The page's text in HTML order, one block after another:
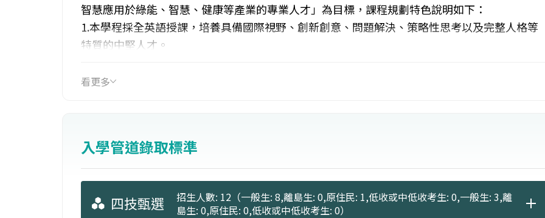
智慧應用於綠能、智慧、健康等產業的專業人才」為目標，課程規劃特色說明如下：
1.本學程採全英語授課，培養具備國際視野、創新創意、問題解決、策略性思考以及完整人格等
特質的中堅人才。
3.培養學生熟練人工智慧相關套裝軟體應用的技能。
工智慧概論；核心課程中以演算法分析、類神經網路、深度學習、影像辨識、音訊辨識、資料探
勘；進階技術上，自動控制、訊號與系統、感測器實務、物聯網（IoT）；應用技術上，機器人
智慧製造、智慧綠能、熱電效應、車聯網、智慧監控、區塊鏈、醫療看護、AR/VR/MR軟體設計
等；並以國際證照與專題製作為capstone課程，驗收學生學習成效。
看更多
入學管道錄取標準
四技甄選
招生人數: 12（一般生: 8,離島生: 0,原住民: 1,低收或中低收考生: 0,一般生: 3,離
島生: 0,原住民: 0,低收或中低收考生: 0）